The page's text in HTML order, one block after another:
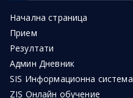
Начална страница
Прием
Резултати
Админ Дневник
SIS Информационна система
ZIS Онлайн обучение